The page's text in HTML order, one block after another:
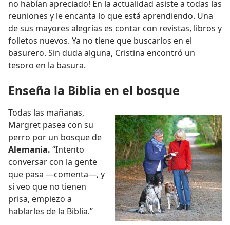
no habían apreciado! En la actualidad asiste a todas las
reuniones y le encanta lo que está aprendiendo. Una
de sus mayores alegrías es contar con revistas, libros y
folletos nuevos. Ya no tiene que buscarlos en el
basurero. Sin duda alguna, Cristina encontró un
tesoro en la basura.
Enseña la Biblia en el bosque
Todas las mañanas,
Margret pasea con su
perro por un bosque de
Alemania. “Intento
conversar con la gente
que pasa —comenta—, y
si veo que no tienen
prisa, empiezo a
hablarles de la Biblia.”